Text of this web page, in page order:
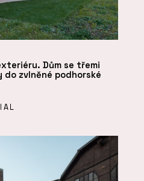
Dům se třemi
do zvlněné podhorské